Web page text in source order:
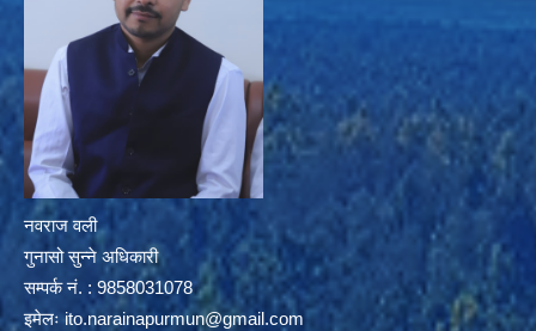
नवराज वली
गुनासो सुन्ने अधिकारी
सम्पर्क नं. : 9858031078
इमेलःito.narainapurmun@gmail.com